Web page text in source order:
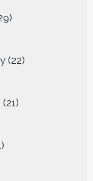
producten
22
producten
21
producten
producten